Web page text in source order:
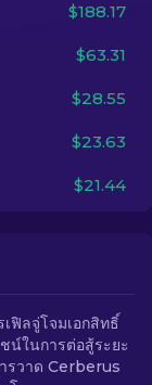
$188.17
$63.31
$28.55
$23.63
$21.44
ฟิลจู่โจมเอกสิทธิ์
น์ในการต่อสู้ระยะ
รวาด Cerberus